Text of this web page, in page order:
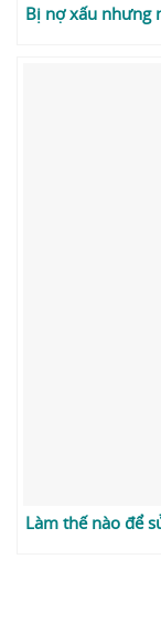
Bị nợ xấu nhưng
Làm thế nào để